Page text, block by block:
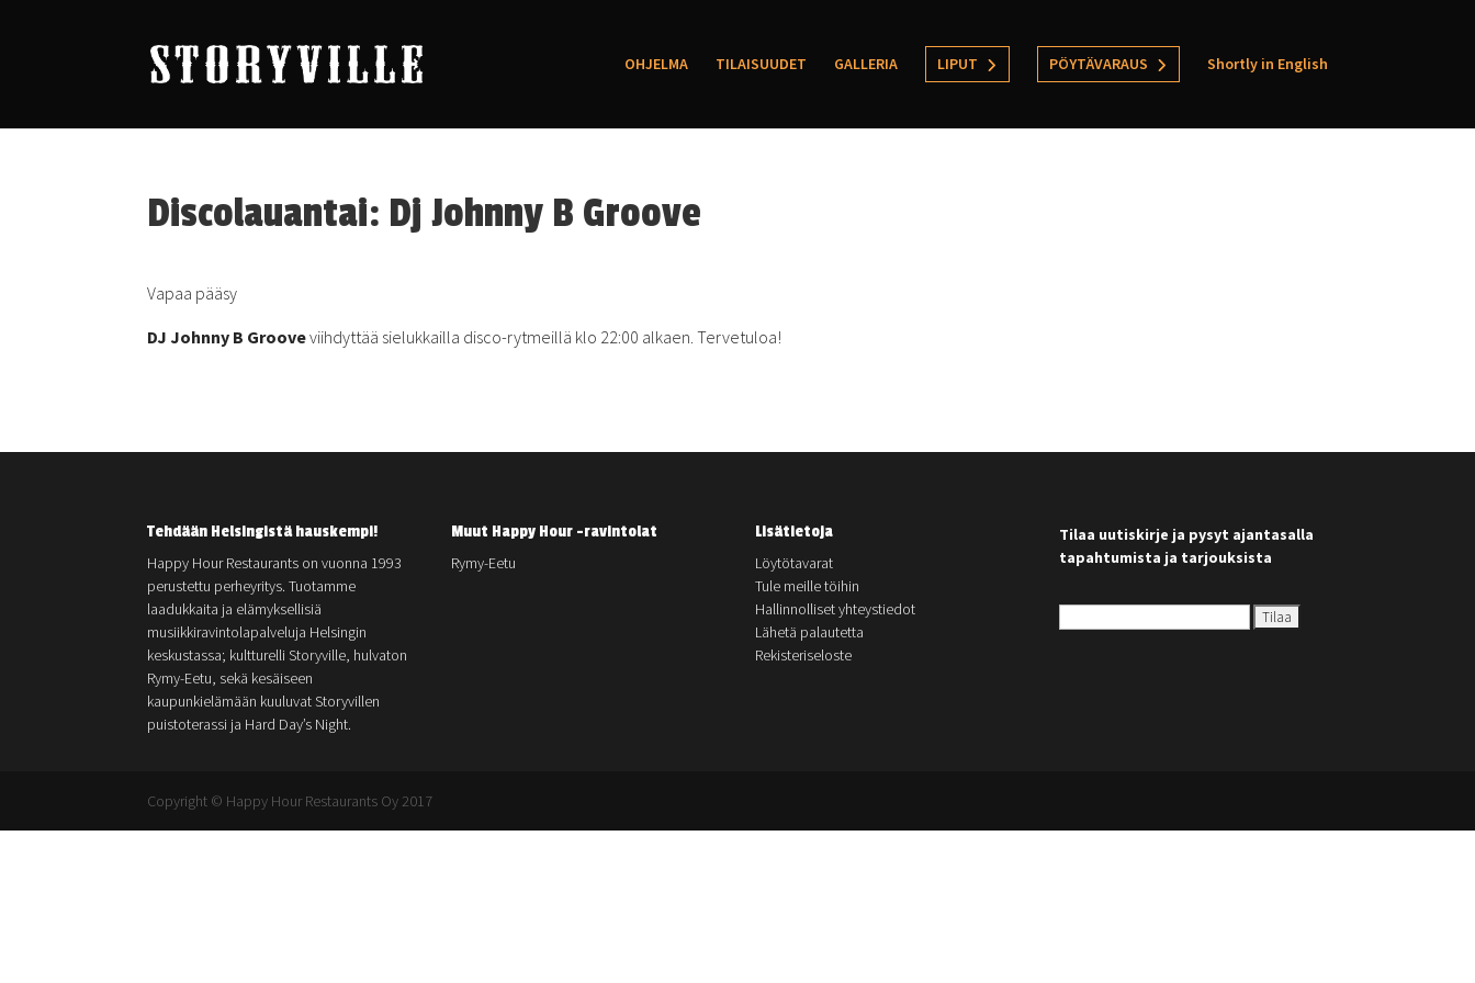
OHJELMA TILAISUUDET GALLERIA LIPUT PÖYTÄVARAUS Shortly in English
Discolauantai: Dj Johnny B Groove
Vapaa pääsy
DJ Johnny B Grooveviihdyttää sielukkailla disco-rytmeillä klo 22:00 alkaen. Tervetuloa!
Tehdään Helsingistä hauskempi!
Happy Hour Restaurants on vuonna 1993
perustettu perheyritys. Tuotamme
laadukkaita ja elämyksellisiä
musiikkiravintolapalveluja Helsingin
keskustassa; kultturelli Storyville, hulvaton
Rymy-Eetu, sekä kesäiseen
kaupunkielämään kuuluvat Storyvillen
puistoterassi ja Hard Day’s Night.
Muut Happy Hour -ravintolat
Rymy-Eetu
Lisätietoja
Löytötavarat
Tule meille töihin
Hallinnolliset yhteystiedot
Lähetä palautetta
Rekisteriseloste
Tilaa uutiskirje ja pysyt ajantasalla
tapahtumista ja tarjouksista
Copyright © Happy Hour Restaurants Oy 2017